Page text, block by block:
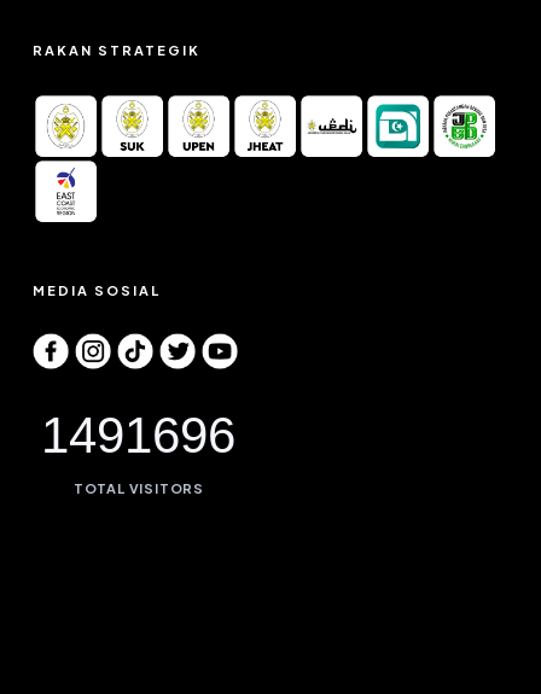
RAKAN STRATEGIK
MEDIA SOSIAL
1491696
TOTAL VISITORS